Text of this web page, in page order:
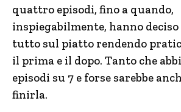
quattro episodi, fino a quando,
inspiegabilmente, hanno
tutto sul piatto rendendo
il prima e il dopo. Tanto che
episodi su 7 e forse sarebbe
finirla.